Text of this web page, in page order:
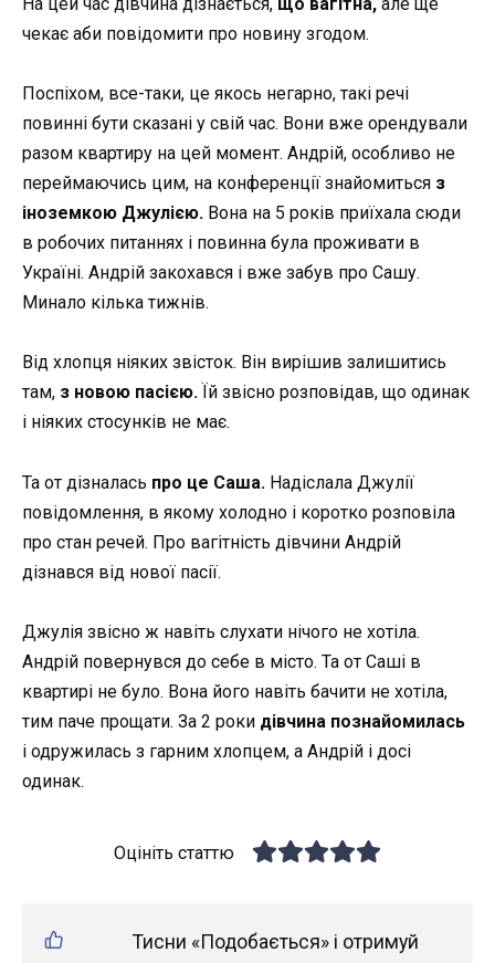
чекає аби повідомити про новину згодом.
Поспіхом, все-таки, це якось негарно, такі речі
повинні бути сказані у свій час. Вони вже орендували
разом квартиру на цей момент. Андрій, особливо не
переймаючись цим, на конференції знайомиться з
іноземкою Джулією. Вона на 5 років приїхала сюди
в робочих питаннях і повинна була проживати в
Україні. Андрій закохався і вже забув про Сашу.
Минало кілька тижнів.
Від хлопця ніяких звісток. Він вирішив залишитись
там, з новою пасією. Їй звісно розповідав, що одинак
і ніяких стосунків не має.
Та от дізналась про це Саша. Надіслала Джулії
повідомлення, в якому холодно і коротко розповіла
про стан речей. Про вагітність дівчини Андрій
дізнався від нової пасії.
Джулія звісно ж навіть слухати нічого не хотіла.
Андрій повернувся до себе в місто. Та от Саші в
квартирі не було. Вона його навіть бачити не хотіла,
тим паче прощати. За 2 роки дівчина познайомилась
і одружилась з гарним хлопцем, а Андрій і досі
одинак.
Оцініть статтю
Тисни «Подобається» і отримуй